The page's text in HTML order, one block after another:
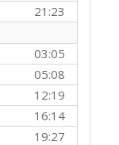
21:23
03:05
05:08
12:19
16:14
19:27